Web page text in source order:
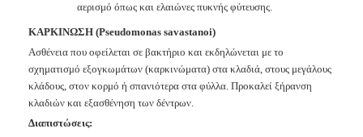
αερισμό όπως και ελαιώνες πυκνής φύτευσης.
ΚΑΡΚΙΝΩΣΗ (Pseudomonas savastanoi)
Ασθένεια που οφείλεται σε βακτήριο και εκδηλώνεται με το
σχηματισμό εξογκωμάτων (καρκινώματα) στα κλαδιά, στους μεγάλους
κλάδους, στον κορμό ή σπανιότερα στα φύλλα. Προκαλεί ξήρανση
κλαδιών και εξασθένηση των δέντρων.
Διαπιστώσεις: